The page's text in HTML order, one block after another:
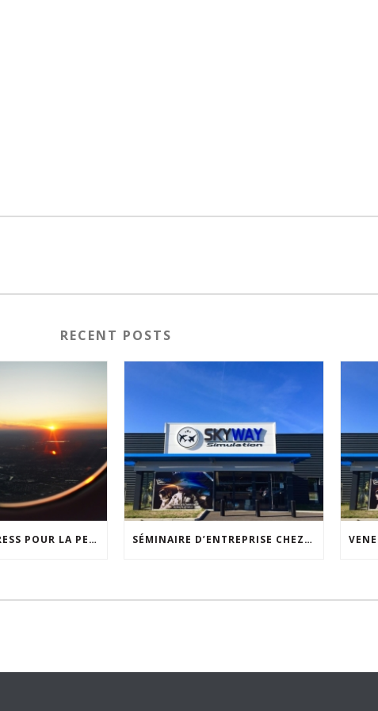
RECENT POSTS
STAGE ANTISTRESS POUR LA PEUR EN AVION : VOYAGEZ SEREINEMENT SÉMINAIRE D’ENTREPRISE CHEZ SKYWAY SIMULATION